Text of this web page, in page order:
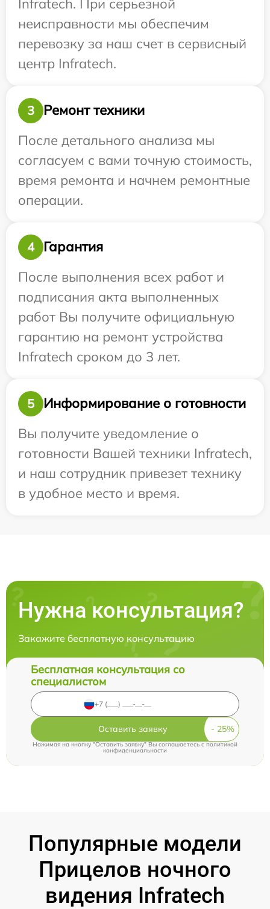
неисправности мы обеспечим
перевозку за наш счет в сервисный
центр Infratech.
3
Ремонт техники
После детального анализа мы
согласуем с вами точную стоимость,
время ремонта и начнем ремонтные
операции.
4
Гарантия
После выполнения всех работ и
подписания акта выполненных
работ Вы получите официальную
гарантию на ремонт устройства
Infratech сроком до 3 лет.
5
Информирование о готовности
Вы получите уведомление о
готовности Вашей техники Infratech,
и наш сотрудник привезет технику
в удобное место и время.
Нужна консультация?
Закажите бесплатную консультацию
Бесплатная консультация со
специалистом
Оставить заявку
Нажимая на кнопку "Оставить заявку" Вы соглашаетесь cполитикой
конфиденциальности
Популярные модели
Прицелов ночного
видения Infratech